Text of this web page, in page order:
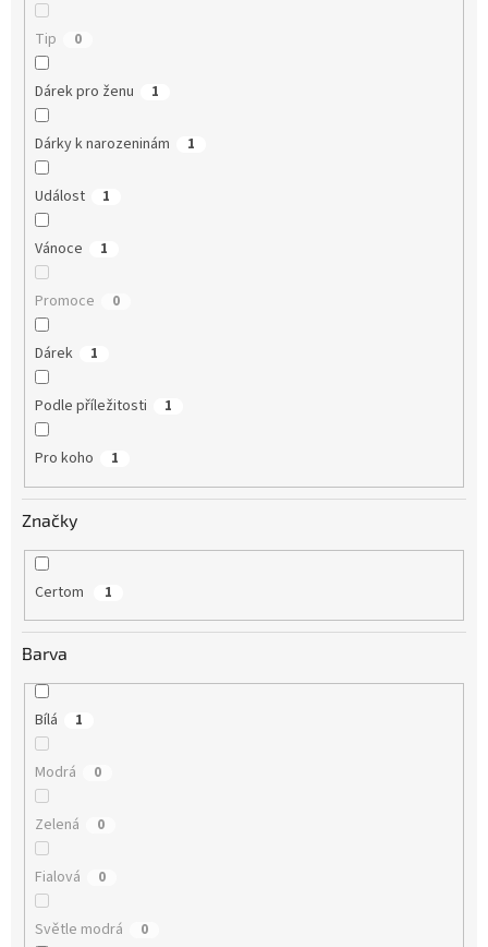
Tip 0
Dárek pro ženu 1
Dárky k narozeninám 1
Událost 1
Vánoce 1
Promoce 0
Dárek 1
Podle příležitosti 1
Pro koho 1
Značky
Certom 1
Barva
Bílá 1
Modrá 0
Zelená 0
Fialová 0
Světle modrá 0